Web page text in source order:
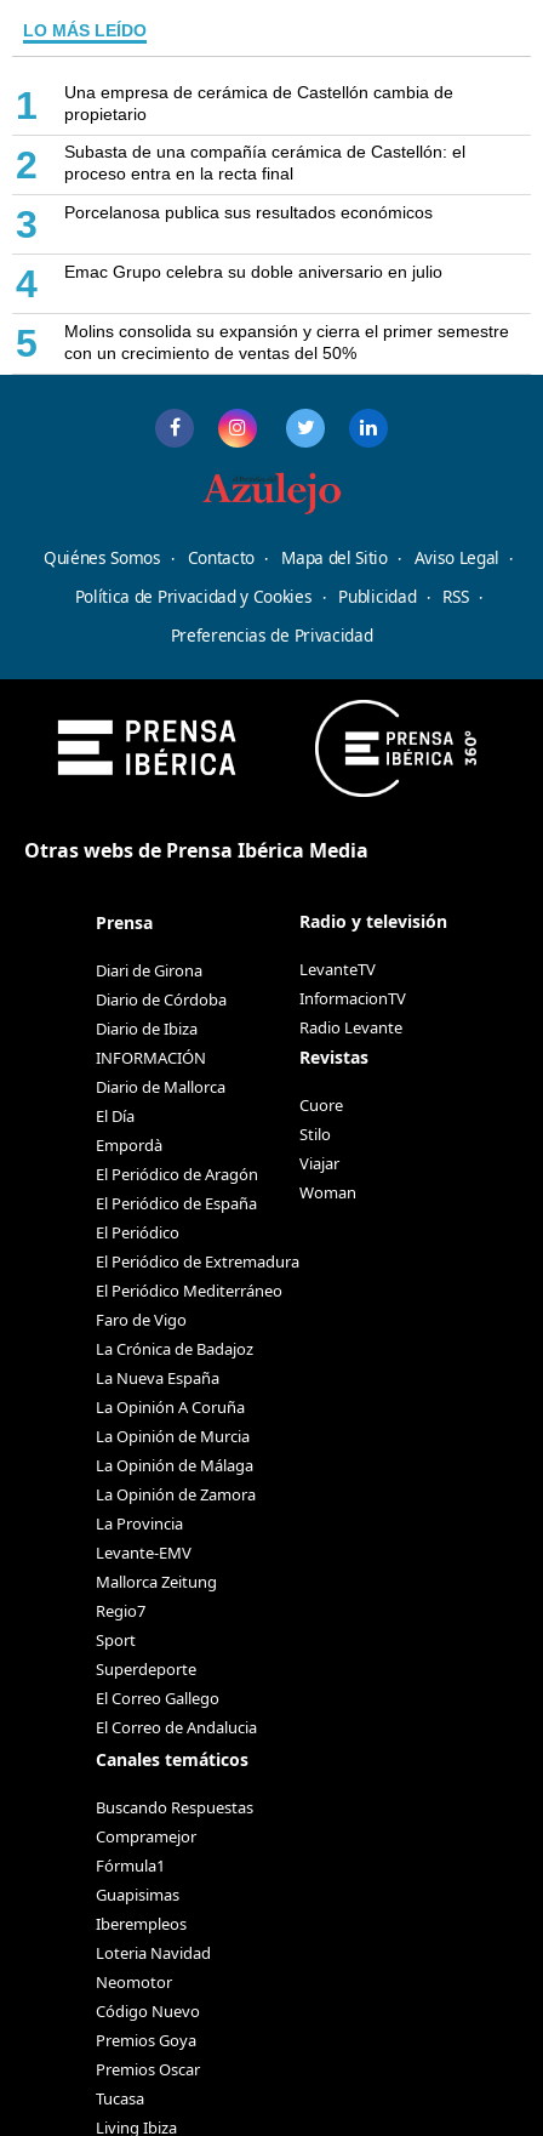
LO MÁS LEÍDO
1
Una empresa de cerámica de Castellón cambia de
propietario
2
Subasta de una compañía cerámica de Castellón: el
proceso entra en la recta final
3 Porcelanosa publica sus resultados económicos
4 Emac Grupo celebra su doble aniversario en julio
5
Molins consolida su expansión y cierra el primer semestre
con un crecimiento de ventas del 50%
Quiénes Somos Contacto Mapa del Sitio
Aviso Legal
Política de Privacidad y Cookies
Publicidad
RSS
Preferencias de Privacidad
Otras webs de Prensa Ibérica Media
Prensa
Diari de Girona
Diario de Córdoba
Diario de Ibiza
INFORMACIÓN
Diario de Mallorca
El Día
Empordà
El Periódico de Aragón
El Periódico de España
El Periódico
El Periódico de Extremadura
El Periódico Mediterráneo
Faro de Vigo
La Crónica de Badajoz
La Nueva España
La Opinión A Coruña
La Opinión de Murcia
La Opinión de Málaga
La Opinión de Zamora
La Provincia
Levante-EMV
Mallorca Zeitung
Regio7
Sport
Superdeporte
El Correo Gallego
El Correo de Andalucia
Canales temáticos
Buscando Respuestas
Compramejor
Fórmula1
Guapisimas
Iberempleos
Loteria Navidad
Neomotor
Código Nuevo
Premios Goya
Premios Oscar
Tucasa
Living Ibiza
Radio y televisión
LevanteTV
InformacionTV
Radio Levante
Revistas
Cuore
Stilo
Viajar
Woman